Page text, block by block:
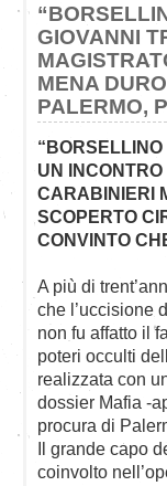
GIOVANNI
MENA
PALERMO,
UN
CARABINIERI
SCOPERTO
CONVINTO
A più di
che l’uccisione
non fu affatto il
poteri occulti
realizzata con
dossier Mafia -
procura di
Il grande capo
coinvolto